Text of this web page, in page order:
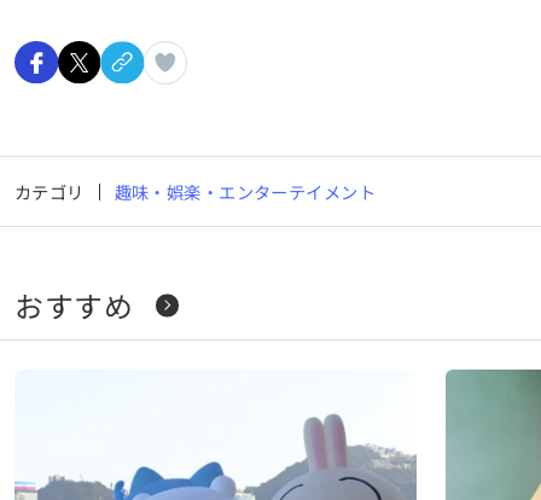
カテゴリ 趣味・娯楽・エンターテイメント
おすすめ